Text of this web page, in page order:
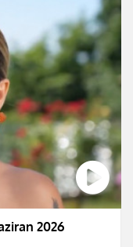
2026